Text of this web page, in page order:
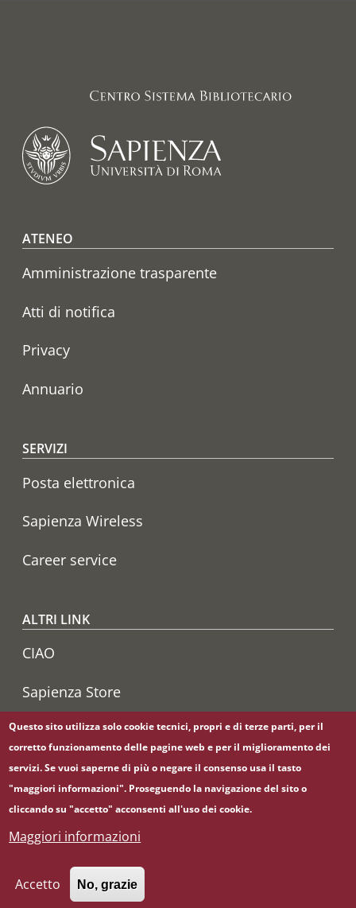
Footer menu
ATENEO
Amministrazione trasparente
Atti di notifica
Privacy
Annuario
SERVIZI
Posta elettronica
Sapienza Wireless
Career service
ALTRI LINK
CIAO
Sapienza Store
Seguici su
YouTube
© Sapienza Università di Roma - Piazzale Aldo Moro 5,
02133771002
Questo sito utilizza solo cookie tecnici, propri e di terze parti, per il
corretto funzionamento delle pagine web e per il miglioramento dei
servizi. Se vuoi saperne di più o negare il consenso usa il tasto
"maggiori informazioni". Proseguendo la navigazione del sito o
cliccando su "accetto" acconsenti all'uso dei cookie.
Maggiori informazioni
Accetto No, grazie